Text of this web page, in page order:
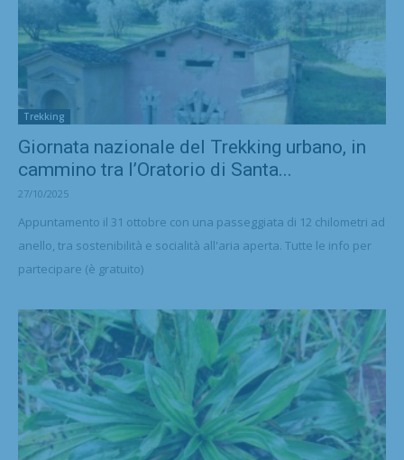
Trekking
Giornata nazionale del Trekking urbano, in
cammino tra l’Oratorio di Santa...
27/10/2025
Appuntamento il 31 ottobre con una passeggiata di 12 chilometri ad
anello, tra sostenibilità e socialità all'aria aperta. Tutte le info per
partecipare (è gratuito)